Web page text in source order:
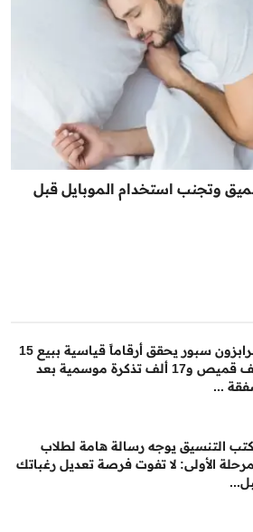
وتجنب استخدام الموبايل قبل
طرابزون سبور يحقق أرقاماً قياسية ببيع 15
ألف قميص و17 ألف تذكرة موسمية بعد
...
التنسيق يوجه رسالة هامة لطلاب
الأولى: لا تفوت فرصة تعديل رغباتك